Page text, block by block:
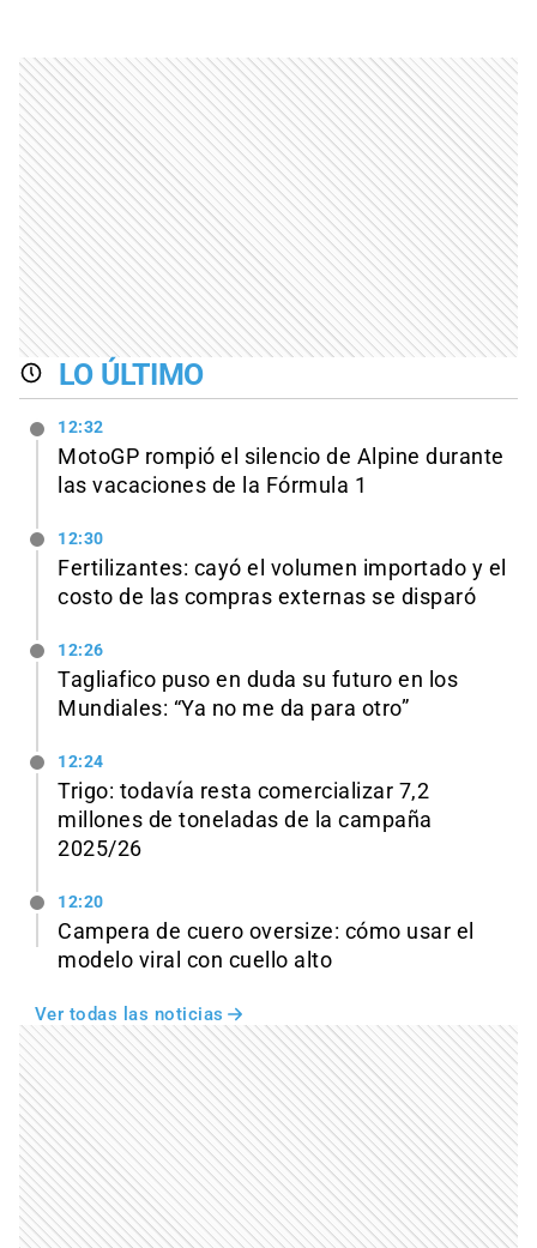
LO ÚLTIMO
12:32
MotoGP rompió el silencio de Alpine durante
las vacaciones de la Fórmula 1
12:30
Fertilizantes: cayó el volumen importado y el
costo de las compras externas se disparó
12:26
Tagliafico puso en duda su futuro en los
Mundiales: “Ya no me da para otro”
12:24
Trigo: todavía resta comercializar 7,2
millones de toneladas de la campaña
2025/26
12:20
Campera de cuero oversize: cómo usar el
modelo viral con cuello alto
Ver todas las noticias